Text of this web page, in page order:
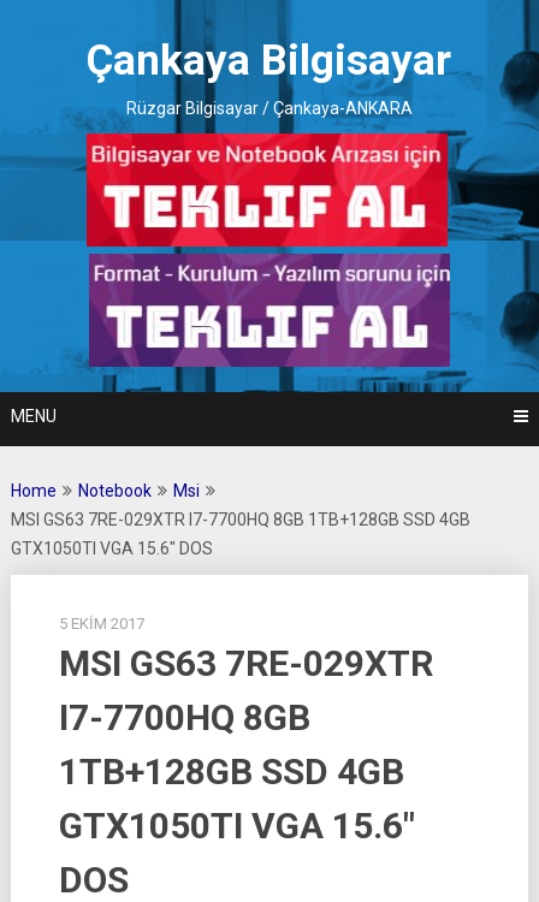
Çankaya Bilgisayar
Rüzgar Bilgisayar / Çankaya-ANKARA
MENU
Home Notebook
Msi
MSI GS63 7RE-029XTR I7-7700HQ 8GB 1TB+128GB SSD 4GB
GTX1050TI VGA 15.6″ DOS
5 EKIM 2017
MSI GS63 7RE-029XTR
I7-7700HQ 8GB
1TB+128GB SSD 4GB
GTX1050TI VGA 15.6″
DOS